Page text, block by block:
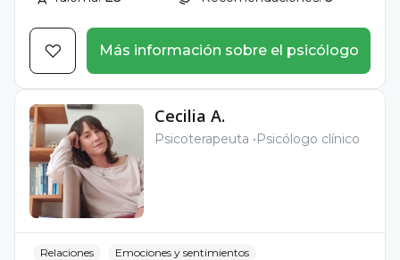
Más información sobre el psicólogo
Cecilia A.
Psicoterapeuta Psicólogo clínico
Relaciones
Emociones y sentimientos